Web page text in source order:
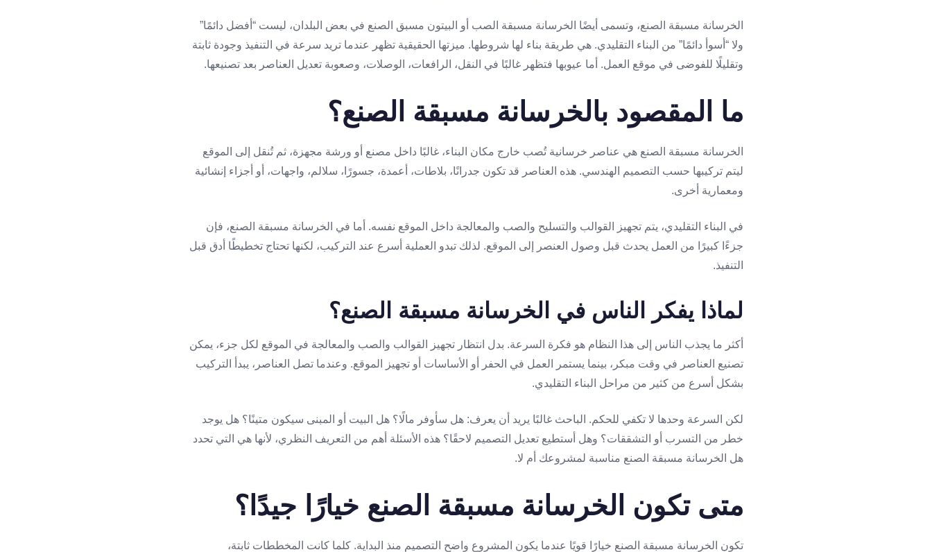
الخرسانة مسبقة الصنع، وتسمى أيضًا الخرسانة مسبقة الصب أو البيتون مسبق الصنع في بعض البلدان، ليست “أفضل دائمًا”
ولا “أسوأ دائمًا” من البناء التقليدي. هي طريقة بناء لها شروطها. ميزتها الحقيقية تظهر عندما تريد سرعة في التنفيذ وجودة ثابتة
وتقليلًا للفوضى في موقع العمل. أما عيوبها فتظهر غالبًا في النقل، الرافعات، الوصلات، وصعوبة تعديل العناصر بعد تصنيعها.
ما المقصود بالخرسانة مسبقة الصنع؟
الخرسانة مسبقة الصنع هي عناصر خرسانية تُصب خارج مكان البناء، غالبًا داخل مصنع أو ورشة مجهزة، ثم تُنقل إلى الموقع
ليتم تركيبها حسب التصميم الهندسي. هذه العناصر قد تكون جدرانًا، بلاطات، أعمدة، جسورًا، سلالم، واجهات، أو أجزاء إنشائية
ومعمارية أخرى.
في البناء التقليدي، يتم تجهيز القوالب والتسليح والصب والمعالجة داخل الموقع نفسه. أما في الخرسانة مسبقة الصنع، فإن
جزءًا كبيرًا من العمل يحدث قبل وصول العنصر إلى الموقع. لذلك تبدو العملية أسرع عند التركيب، لكنها تحتاج تخطيطًا أدق قبل
التنفيذ.
لماذا يفكر الناس في الخرسانة مسبقة الصنع؟
أكثر ما يجذب الناس إلى هذا النظام هو فكرة السرعة. بدل انتظار تجهيز القوالب والصب والمعالجة في الموقع لكل جزء، يمكن
تصنيع العناصر في وقت مبكر، بينما يستمر العمل في الحفر أو الأساسات أو تجهيز الموقع. وعندما تصل العناصر، يبدأ التركيب
بشكل أسرع من كثير من مراحل البناء التقليدي.
لكن السرعة وحدها لا تكفي للحكم. الباحث غالبًا يريد أن يعرف: هل سأوفر مالًا؟ هل البيت أو المبنى سيكون متينًا؟ هل يوجد
خطر من التسرب أو التشققات؟ وهل أستطيع تعديل التصميم لاحقًا؟ هذه الأسئلة أهم من التعريف النظري، لأنها هي التي تحدد
هل الخرسانة مسبقة الصنع مناسبة لمشروعك أم لا.
متى تكون الخرسانة مسبقة الصنع خيارًا جيدًا؟
تكون الخرسانة مسبقة الصنع خيارًا قويًا عندما يكون المشروع واضح التصميم منذ البداية. كلما كانت المخططات ثابتة،